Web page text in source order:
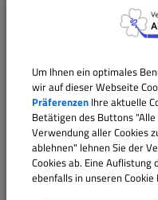
Öffentliche
Städtebauliche
Standortberatung;
Straßen;
Straßenlampen
Straßenbenutzung;
eine Veranstaltung
Um Ihnen ein optimales
wir auf dieser Webseite
Präferenzen Ihre aktuelle
Betätigen des Buttons
Verwendung aller Cookies
ablehnen" lehnen Sie der
Cookies ab. Eine Auflistung
ebenfalls in unseren